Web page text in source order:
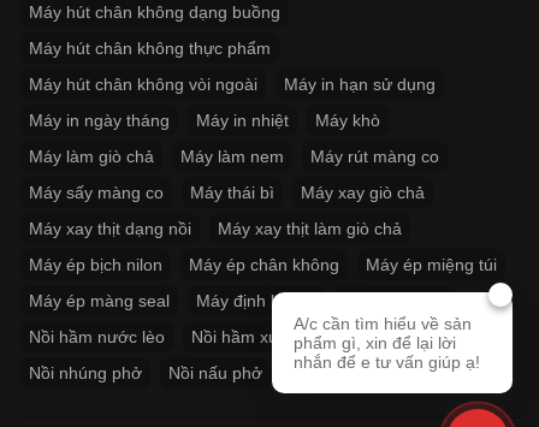
Máy hút chân không dạng buồng
Máy hút chân không thực phẩm
Máy hút chân không vòi ngoài
Máy in hạn sử dụng
Máy in ngày tháng
Máy in nhiệt
Máy khò
Máy làm giò chả
Máy làm nem
Máy rút màng co
Máy sấy màng co
Máy thái bì
Máy xay giò chả
Máy xay thịt dạng nồi
Máy xay thịt làm giò chả
Máy ép bịch nilon
Máy ép chân không
Máy ép miệng túi
Máy ép màng seal
Máy định lượng
Nồi hầm nước lèo
Nồi hầm xương
Nồi làm bánh cuốn
Nồi nhúng phở
Nồi nấu phở Nồi phở inox
A/c cần tìm hiểu về sản
phẩm gì, xin để lại lời
nhắn để e tư vấn giúp ạ!